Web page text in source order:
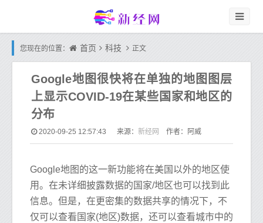
您现在的位置： 首页 科技 正文
Google地图很快将在单独的地图图层
上显示COVID-19在某些国家和地区的
分布
2020-09-25 12:57:43 来源： 新经网 作者：阿威
Google地图的这一新功能将在美国以外的地区使
用。在未详细披露数据的国家/地区也可以找到此
信息。但是，在更密集的数据共享的情况下，不
仅可以查看国家(地区)数据，还可以查看城市中的